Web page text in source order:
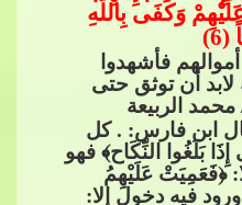
وَكَفَى بِاللَّهِ
فأشهدوا
لابد أن توثق حتى
محمد الربيعة
ابن فارس: . كل
بَلَغُوا النِّكَاح﴾ فهو
﴿فَعَمِيَتْ عَلَيْهِمُ
فيه دخول إلا: